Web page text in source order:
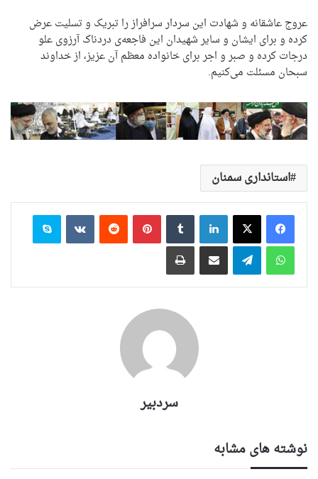
عروج عاشقانه و شهادت این سردار سرافراز را تبریک و تسلیت عرض
کرده و برای ایشان و سایر شهیدان این فاجعه‌ی دردناک آرزوی علو
درجات کرده و صبر و اجر برای خانواده معظم آن عزیز، از خداوند
سبحان مسئلت می‌کنیم.
استانداری سمنان
لینکدین ‫پین‌ترست ‫رددیت
واتس آپ
اشتراک گذاری از طریق ایمیل چاپ
سردبیر
نوشته های مشابه